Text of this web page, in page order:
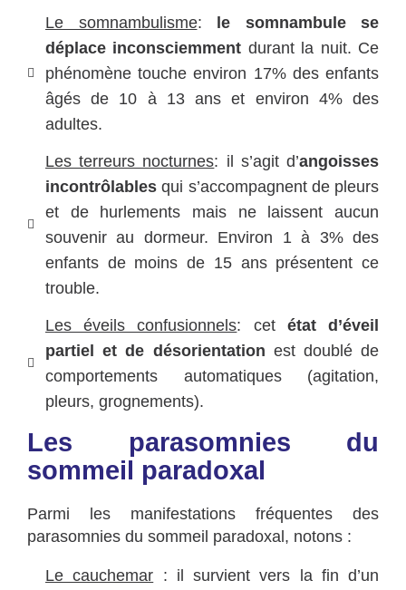
Le somnambulisme:
le somnambule se
déplace inconsciemment durant la nuit. Ce
phénomène touche environ 17% des enfants
âgés de 10 à 13 ans et environ 4% des
adultes.
Les terreurs nocturnes: il s’agit d’angoisses
incontrôlables qui s’accompagnent de pleurs
et de hurlements mais ne laissent aucun
souvenir au dormeur. Environ 1 à 3% des
enfants de moins de 15 ans présentent ce
trouble.
Les éveils confusionnels: cet état d’éveil
partiel et de désorientation est doublé de
comportements automatiques (agitation,
pleurs, grognements).
Les parasomnies du
sommeil paradoxal
Parmi les manifestations fréquentes des
parasomnies du sommeil paradoxal, notons :
Le cauchemar : il survient vers la fin d’un